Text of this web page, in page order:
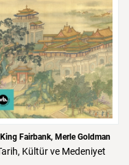
Fairbank Merle Goldman
Kültürve Medeniyet